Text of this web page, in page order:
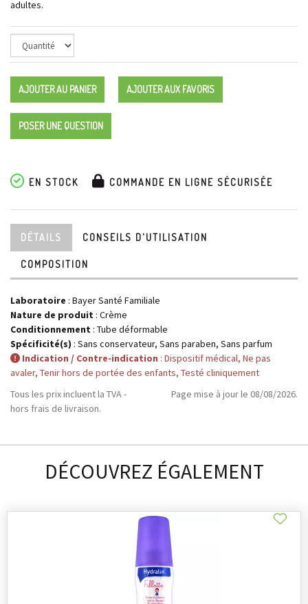
adultes.
AJOUTER AU PANIER AJOUTER AUX FAVORIS
POSER UNE QUESTION
EN STOCK COMMANDE EN LIGNE SÉCURISÉE
DÉTAILS CONSEILS D'UTILISATION
COMPOSITION
Laboratoire : Bayer Santé Familiale
Nature de produit : Crème
Conditionnement : Tube déformable
Spécificité(s) : Sans conservateur, Sans paraben, Sans parfum
Indication / Contre-indication : Dispositif médical, Ne pas
avaler, Tenir hors de portée des enfants, Testé cliniquement
Tous les prix incluent la TVA -
hors frais de livraison.
Page mise à jour le 08/08/2026.
DÉCOUVREZ ÉGALEMENT